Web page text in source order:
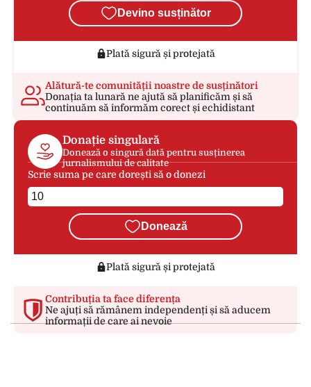
Devino susținător
Plată sigură și protejată
Alătură-te comunității noastre de susținători
Donația ta lunară ne ajută să planificăm și să
continuăm să informăm corect și echidistant
Donație singulară
Donează o singură dată pentru susținerea
jurnalismului de calitate
Scrie suma pe care dorești să o donezi
Donează
Plată sigură și protejată
Contribuția ta face diferența
Ne ajuți să rămânem independenți și să aducem
informații de care ai nevoie